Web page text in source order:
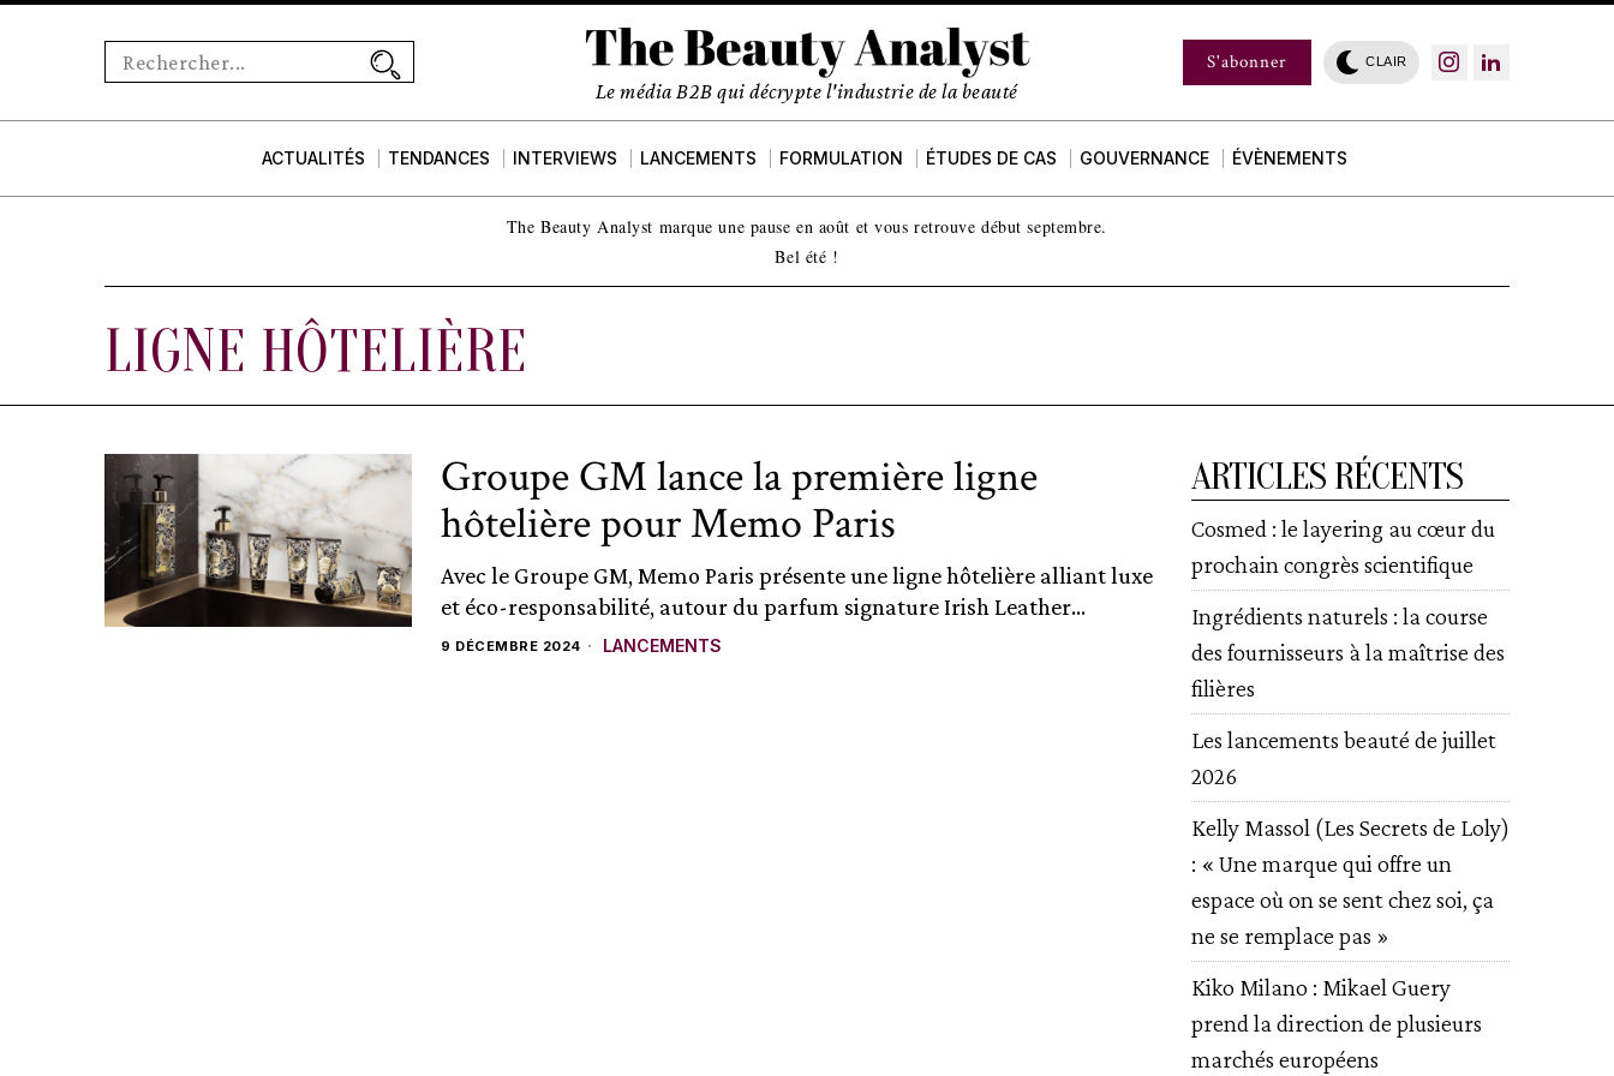
Le média B2B qui décrypte l'industrie de la beauté
S'abonner CLAIR
ACTUALITÉS TENDANCES INTERVIEWS LANCEMENTS FORMULATION ÉTUDES DE CAS GOUVERNANCE ÉVÈNEMENTS
The Beauty Analyst marque une pause en août et vous retrouve début septembre.
Bel été !
LIGNE HÔTELIÈRE
Groupe GM lance la première ligne
hôtelière pour Memo Paris
Avec le Groupe GM, Memo Paris présente une ligne hôtelière alliant luxe
et éco-responsabilité, autour du parfum signature Irish Leather...
9 DÉCEMBRE 2024 LANCEMENTS
ARTICLES RÉCENTS
Cosmed : le layering au cœur du
prochain congrès scientifique
Ingrédients naturels : la course
des fournisseurs à la maîtrise des
filières
Les lancements beauté de juillet
2026
Kelly Massol (Les Secrets de Loly)
: « Une marque qui offre un
espace où on se sent chez soi, ça
ne se remplace pas »
Kiko Milano : Mikael Guery
prend la direction de plusieurs
marchés européens